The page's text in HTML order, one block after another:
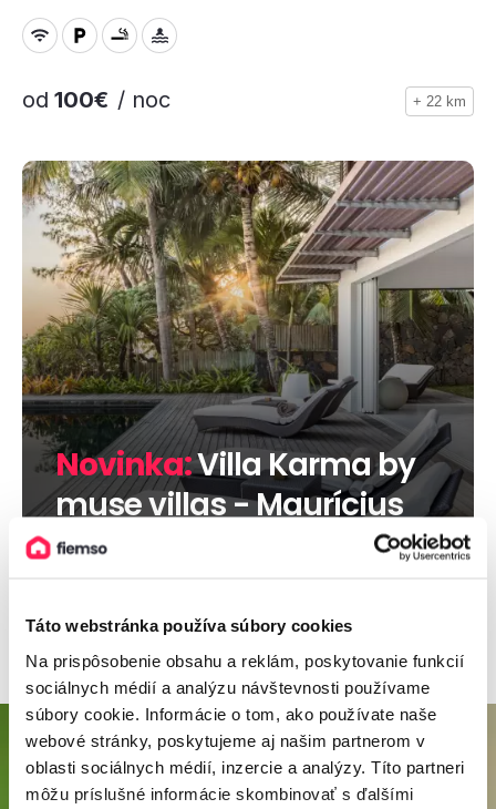
Táto webstránka používa súbory cookies
Na prispôsobenie obsahu a reklám, poskytovanie funkcií
sociálnych médií a analýzu návštevnosti používame
súbory cookie. Informácie o tom, ako používate naše
webové stránky, poskytujeme aj našim partnerom v
oblasti sociálnych médií, inzercie a analýzy. Títo partneri
môžu príslušné informácie skombinovať s ďalšími
od 100€ / noc + 22 km
Novinka:Villa Karma by
muse villas - Maurícius